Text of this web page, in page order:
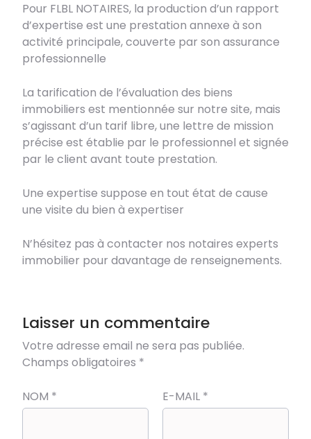
Pour FLBL NOTAIRES, la production d’un rapport
d’expertise est une prestation annexe à son
activité principale, couverte par son assurance
professionnelle
La tarification de l’évaluation des biens
immobiliers est mentionnée sur notre site, mais
s’agissant d’un tarif libre, une lettre de mission
précise est établie par le professionnel et signée
par le client avant toute prestation.
Une expertise suppose en tout état de cause
une visite du bien à expertiser
N’hésitez pas à contacter nos notaires experts
immobilier pour davantage de renseignements.
Laisser un commentaire
Votre adresse email ne sera pas publiée.
Champs obligatoires *
NOM * E-MAIL *